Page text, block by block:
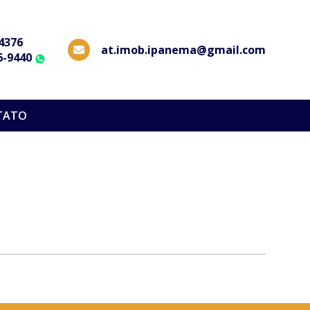
9440
WhatsApp
at.imob.ipanema@gmail.com